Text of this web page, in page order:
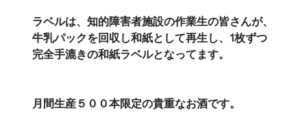
ラベルは、知的障害者施設の作業生の皆さんが、
牛乳パックを回収し和紙として再生し、1枚ずつ
完全手漉きの和紙ラベルとなってます。
月間生産５００本限定の貴重なお酒です。